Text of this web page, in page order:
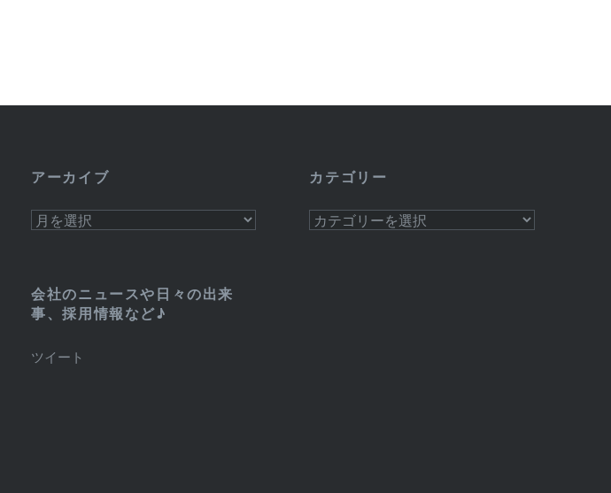
アーカイブ
ア
イ
ブ
カテゴリー
カ
会社のニュースや日々の出来
事、採用情報など♪
ツイート